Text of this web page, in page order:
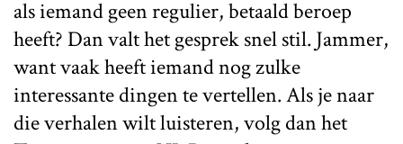
als iemand geen regulier, betaald beroep
heeft? Dan valt het gesprek snel stil. Jammer,
want vaak heeft iemand nog zulke
interessante dingen te vertellen. Als je naar
die verhalen wilt luisteren, volg dan het